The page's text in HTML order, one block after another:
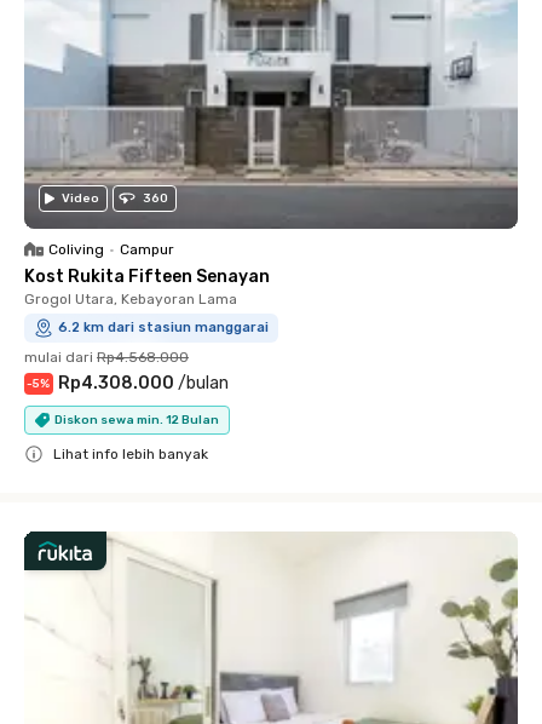
Video 360
Coliving • Campur
Kost Rukita Fifteen Senayan
Grogol Utara, Kebayoran Lama
6.2 km dari stasiun manggarai
mulai dari Rp4.568.000
-5% Rp4.308.000 /bulan
Diskon sewa min. 12 Bulan
Lihat info lebih banyak